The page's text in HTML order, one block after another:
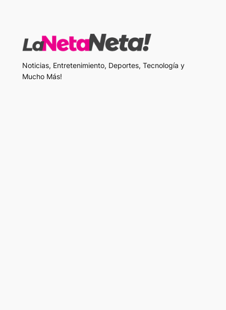
Noticias, Entretenimiento, Deportes, Tecnología y
Mucho Más!